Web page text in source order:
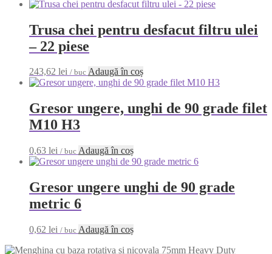
Trusa chei pentru desfacut filtru ulei
– 22 piese
243,62 lei / buc Adaugă în coș
Gresor ungere, unghi de 90 grade filet
M10 H3
0,63 lei / buc Adaugă în coș
Gresor ungere unghi de 90 grade
metric 6
0,62 lei / buc Adaugă în coș